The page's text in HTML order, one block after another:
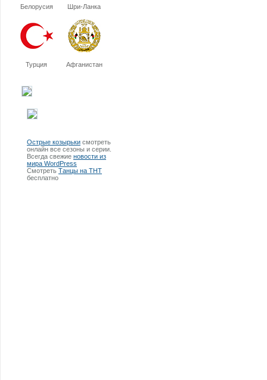
Белорусия Шри-Ланка
Турция Афганистан
Острые козырьки смотреть
онлайн все сезоны и серии.
Всегда свежие новости из
мира WordPress
Смотреть Танцы на ТНТ
бесплатно